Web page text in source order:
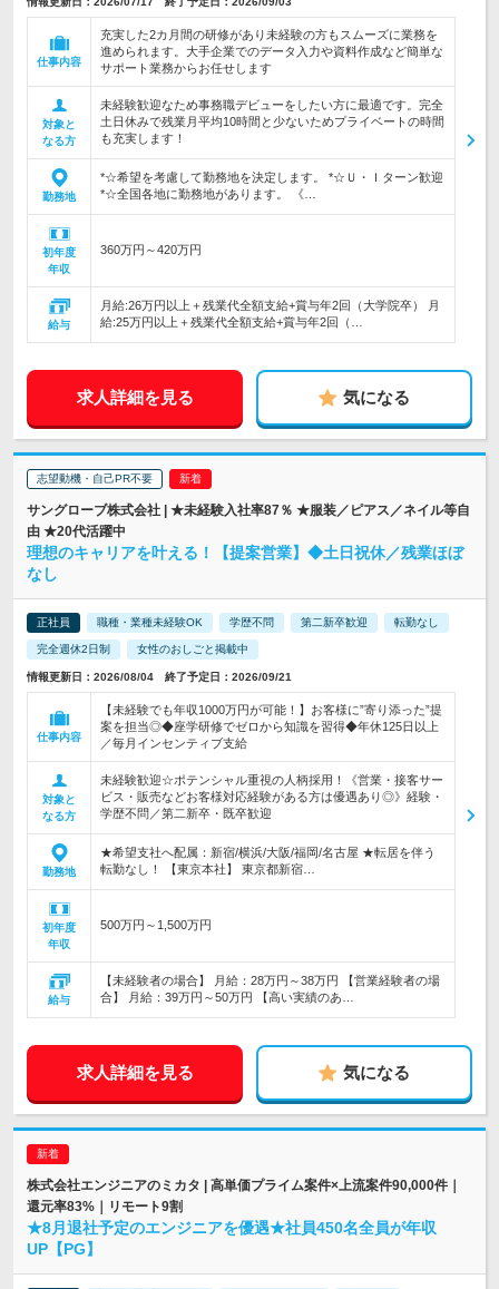
仕事内容
充実した2カ月間の研修があり未経験の方もスムーズに業務を
進められます。大手企業でのデータ入力や資料作成など簡単な
サポート業務からお任せします
対象と
なる方
未経験歓迎なため事務職デビューをしたい方に最適です。完全
土日休みで残業月平均10時間と少ないためプライベートの時間
も充実します！
勤務地
*☆希望を考慮して勤務地を決定します。 *☆Ｕ・Ｉターン歓迎
*☆全国各地に勤務地があります。 《…
初年度
年収
360万円～420万円
給与
月給:26万円以上＋残業代全額支給+賞与年2回（大学院卒） 月
給:25万円以上＋残業代全額支給+賞与年2回（…
求人詳細を見る 気になる
志望動機・自己PR不要
サングローブ株式会社 | ★未経験入社率87％ ★服装／ピアス／ネイル等自
由 ★20代活躍中
理想のキャリアを叶える！【提案営業】◆土日祝休／残業ほぼ
なし
正社員 職種・業種未経験OK 学歴不問 第二新卒歓迎 転勤なし
完全週休2日制 女性のおしごと掲載中
情報更新日：2026/08/04 終了予定日：2026/09/21
仕事内容
【未経験でも年収1000万円が可能！】お客様に”寄り添った”提
案を担当◎◆座学研修でゼロから知識を習得◆年休125日以上
／毎月インセンティブ支給
対象と
なる方
未経験歓迎☆ポテンシャル重視の人柄採用！《営業・接客サー
ビス・販売などお客様対応経験がある方は優遇あり◎》経験・
学歴不問／第二新卒・既卒歓迎
勤務地
★希望支社へ配属：新宿/横浜/大阪/福岡/名古屋 ★転居を伴う
転勤なし！ 【東京本社】 東京都新宿…
初年度
年収
500万円～1,500万円
給与
【未経験者の場合】 月給：28万円～38万円 【営業経験者の場
合】 月給：39万円～50万円 【高い実績のあ…
求人詳細を見る 気になる
株式会社エンジニアのミカタ | 高単価プライム案件×上流案件90,000件｜
還元率83%｜リモート9割
★8月退社予定のエンジニアを優遇★社員450名全員が年収
UP【PG】